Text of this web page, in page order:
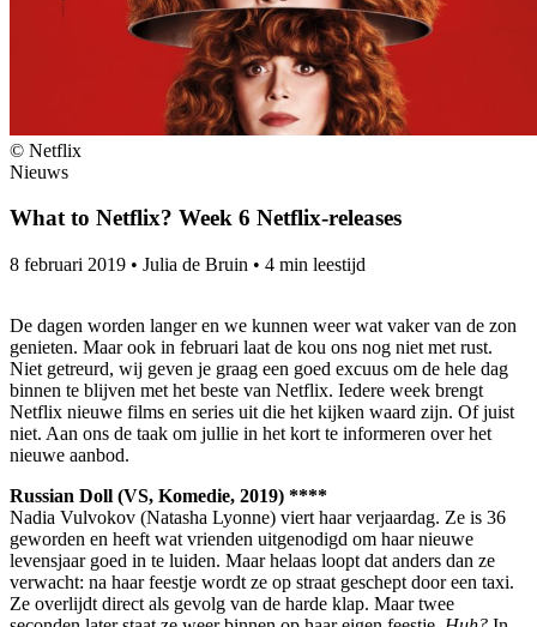
© Netflix
Nieuws
What to Netflix? Week 6 Netflix-releases
8 februari 2019 • Julia de Bruin • 4 min leestijd
De dagen worden langer en we kunnen weer wat vaker van de zon
genieten. Maar ook in februari laat de kou ons nog niet met rust.
Niet getreurd, wij geven je graag een goed excuus om de hele dag
binnen te blijven met het beste van Netflix. Iedere week brengt
Netflix nieuwe films en series uit die het kijken waard zijn. Of juist
niet. Aan ons de taak om jullie in het kort te informeren over het
nieuwe aanbod.
Russian Doll (VS, Komedie, 2019) ****
Nadia Vulvokov (Natasha Lyonne) viert haar verjaardag. Ze is 36
geworden en heeft wat vrienden uitgenodigd om haar nieuwe
levensjaar goed in te luiden. Maar helaas loopt dat anders dan ze
verwacht: na haar feestje wordt ze op straat geschept door een taxi.
Ze overlijdt direct als gevolg van de harde klap. Maar twee